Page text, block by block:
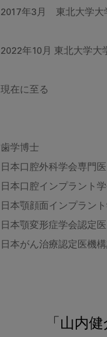
2017年3月 東北大学大
2022年10月 東北大学
現在に至る
歯学博士
日本口腔外科学会専門
日本口腔インプラント
日本顎顔面インプラン
日本顎変形症学会認定
日本がん治療認定医機
「山内